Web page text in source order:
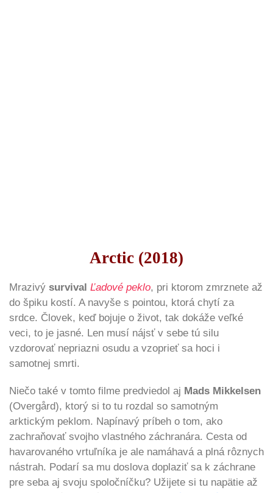
Arctic (2018)
Mrazivý survival Ľadové peklo, pri ktorom zmrznete až
do špiku kostí. A navyše s pointou, ktorá chytí za
srdce. Človek, keď bojuje o život, tak dokáže veľké
veci, to je jasné. Len musí nájsť v sebe tú silu
vzdorovať nepriazni osudu a vzoprieť sa hoci i
samotnej smrti.
Niečo také v tomto filme predviedol aj Mads Mikkelsen
(Overgård), ktorý si to tu rozdal so samotným
arktickým peklom. Napínavý príbeh o tom, ako
zachraňovať svojho vlastného záchranára. Cesta od
havarovaného vrtuľníka je ale namáhavá a plná rôznych
nástrah. Podarí sa mu doslova doplaziť sa k záchrane
pre seba aj svoju spoločníčku? Užijete si tu napätie až